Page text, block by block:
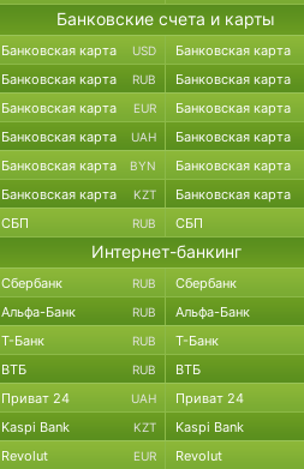
Банковские счета и карты
Банковская карта USD Банковская карта
Банковская карта RUB Банковская карта
Банковская карта EUR Банковская карта
Банковская карта UAH Банковская карта
Банковская карта BYN Банковская карта
Банковская карта KZT Банковская карта
СБП RUB СБП
Интернет-банкинг
Сбербанк RUB Сбербанк
Альфа-Банк RUB Альфа-Банк
Т-Банк RUB Т-Банк
ВТБ RUB ВТБ
Приват 24 UAH Приват 24
Kaspi Bank KZT Kaspi Bank
Revolut EUR Revolut